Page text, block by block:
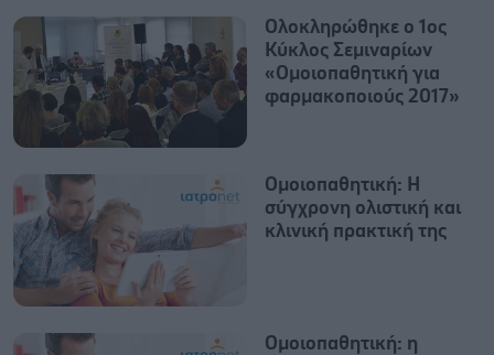
Ολοκληρώθηκε ο 1ος
Κύκλος Σεμιναρίων
«Ομοιοπαθητική για
φαρμακοποιούς 2017»
Ομοιοπαθητική: H
σύγχρονη ολιστική και
κλινική πρακτική της
Ομοιοπαθητική: η